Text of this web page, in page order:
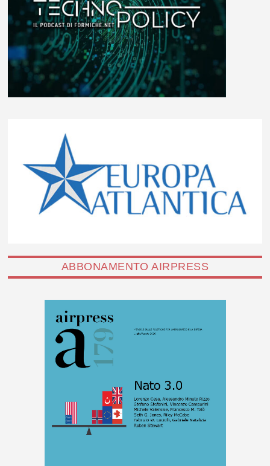
ABBONAMENTO AIRPRESS